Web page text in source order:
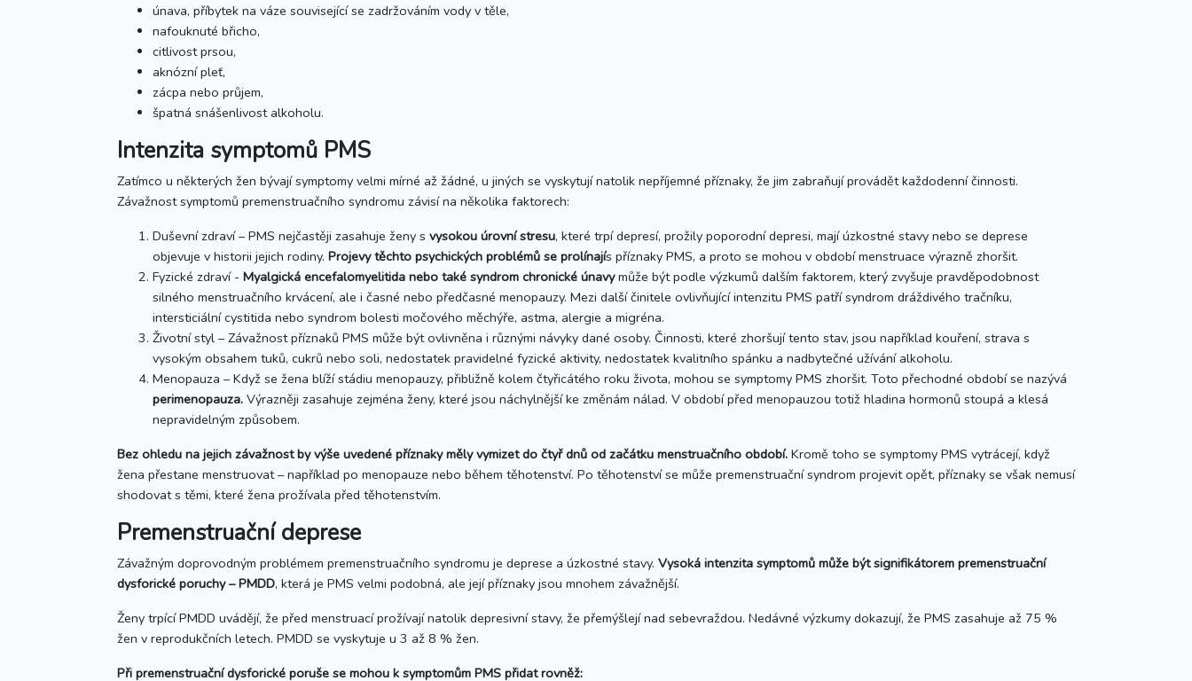
únava, příbytek na váze související se zadržováním vody v těle,
nafouknuté břicho,
citlivost prsou,
aknózní pleť,
zácpa nebo průjem,
špatná snášenlivost alkoholu.
Intenzita symptomů PMS
Zatímco u některých žen bývají symptomy velmi mírné až žádné, u jiných se vyskytují natolik nepříjemné příznaky, že jim zabraňují provádět každodenní činnosti.
Závažnost symptomů premenstruačního syndromu závisí na několika faktorech:
Duševní zdraví – PMS nejčastěji zasahuje ženy s vysokou úrovní stresu, které trpí depresí, prožily poporodní depresi, mají úzkostné stavy nebo se deprese
objevuje v historii jejich rodiny. Projevy těchto psychických problémů se prolínajís příznaky PMS, a proto se mohou v období menstruace výrazně zhoršit.
Fyzické zdraví - Myalgická encefalomyelitida nebo také syndrom chronické únavymůže být podle výzkumů dalším faktorem, který zvyšuje pravděpodobnost
silného menstruačního krvácení, ale i časné nebo předčasné menopauzy. Mezi další činitele ovlivňující intenzitu PMS patří syndrom dráždivého tračníku,
intersticiální cystitida nebo syndrom bolesti močového měchýře, astma, alergie a migréna.
Životní styl – Závažnost příznaků PMS může být ovlivněna i různými návyky dané osoby. Činnosti, které zhoršují tento stav, jsou například kouření, strava s
vysokým obsahem tuků, cukrů nebo soli, nedostatek pravidelné fyzické aktivity, nedostatek kvalitního spánku a nadbytečné užívání alkoholu.
Menopauza – Když se žena blíží stádiu menopauzy, přibližně kolem čtyřicátého roku života, mohou se symptomy PMS zhoršit. Toto přechodné období se nazývá
perimenopauza. Výrazněji zasahuje zejména ženy, které jsou náchylnější ke změnám nálad. V období před menopauzou totiž hladina hormonů stoupá a klesá
nepravidelným způsobem.
Bez ohledu na jejich závažnost by výše uvedené příznaky měly vymizet do čtyř dnů od začátku menstruačního období. Kromě toho se symptomy PMS vytrácejí, když
žena přestane menstruovat – například po menopauze nebo během těhotenství. Po těhotenství se může premenstruační syndrom projevit opět, příznaky se však nemusí
shodovat s těmi, které žena prožívala před těhotenstvím.
Premenstruační deprese
Závažným doprovodným problémem premenstruačního syndromu je deprese a úzkostné stavy. Vysoká intenzita symptomů může být signifikátorem premenstruační
dysforické poruchy – PMDD, která je PMS velmi podobná, ale její příznaky jsou mnohem závažnější.
Ženy trpící PMDD uvádějí, že před menstruací prožívají natolik depresivní stavy, že přemýšlejí nad sebevraždou. Nedávné výzkumy dokazují, že PMS zasahuje až 75 %
žen v reprodukčních letech. PMDD se vyskytuje u 3 až 8 % žen.
Při premenstruační dysforické poruše se mohou k symptomům PMS přidat rovněž: